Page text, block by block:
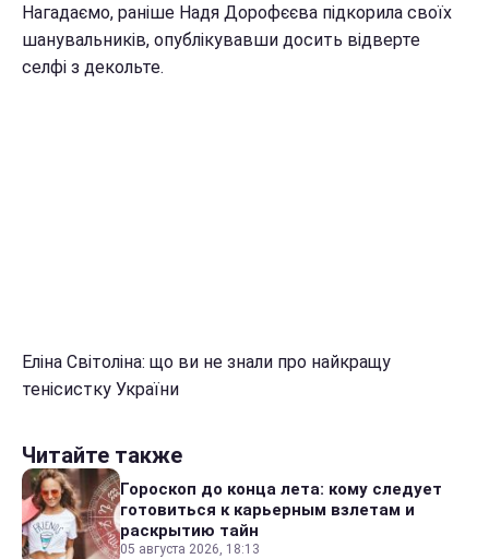
Нагадаємо, раніше Надя Дорофєєва підкорила своїх
шанувальників, опублікувавши досить відверте
селфі з декольте.
Еліна Світоліна: що ви не знали про найкращу
тенісистку України
Читайте также
Гороскоп до конца лета: кому следует
готовиться к карьерным взлетам и
раскрытию тайн
05 августа 2026, 18:13